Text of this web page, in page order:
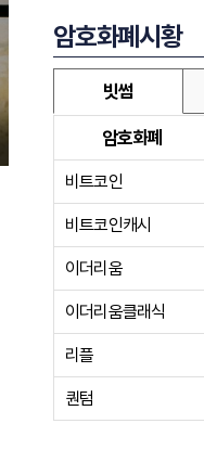
암호화폐시황
빗썸
암호화폐
비트코인
비트코인캐시
이더리움
이더리움클래식
리플
퀀텀